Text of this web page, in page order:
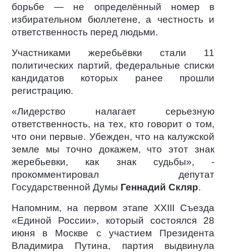
борьбе — не определённый номер в
избирательном бюллетене, а честность и
ответственность перед людьми.
Участниками жеребьёвки стали 11
политических партий, федеральные списки
кандидатов которых ранее прошли
регистрацию.
«Лидерство налагает серьезную
ответственность, на тех, кто говорит о том,
что они первые. Убежден, что на калужской
земле мы точно докажем, что этот знак
жеребьевки, как знак судьбы», -
прокомментировал депутат
Государственной Думы Геннадий Скляр.
Напомним, на первом этапе XXIII Съезда
«Единой России», который состоялся 28
июня в Москве с участием Президента
Владимира Путина, партия выдвинула